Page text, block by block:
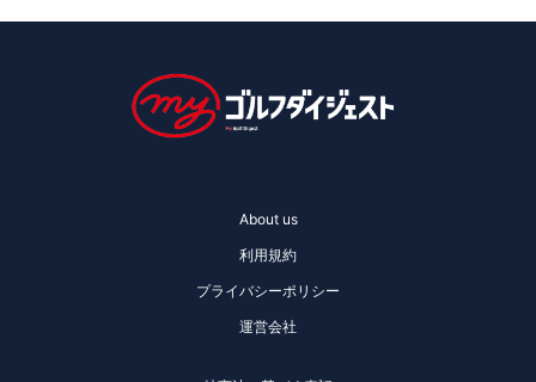
About us
利用規約
プライバシーポリシー
運営会社